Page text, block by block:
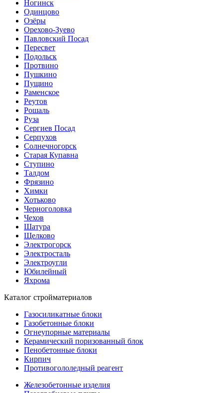
Ногинск
Одинцово
Озёры
Орехово-Зуево
Павловский Посад
Пересвет
Подольск
Протвино
Пушкино
Пущино
Раменское
Реутов
Рошаль
Руза
Сергиев Посад
Серпухов
Солнечногорск
Старая Купавна
Ступино
Талдом
Фрязино
Химки
Хотьково
Черноголовка
Чехов
Шатура
Щелково
Электрогорск
Электросталь
Электроугли
Юбилейный
Яхрома
Каталог стройматериалов
Газосиликатные блоки
Газобетонные блоки
Огнеупорные материалы
Керамический поризованный блок
Пенобетонные блоки
Кирпич
Противогололедный реагент
Железобетонные изделия